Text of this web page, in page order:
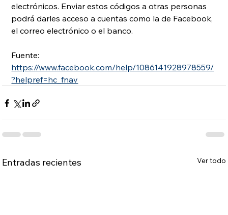
electrónicos. Enviar estos códigos a otras personas
podrá darles acceso a cuentas como la de Facebook,
el correo electrónico o el banco.
Fuente:
https://www.facebook.com/help/1086141928978559/
?helpref=hc_fnav
Entradas recientes Ver todo